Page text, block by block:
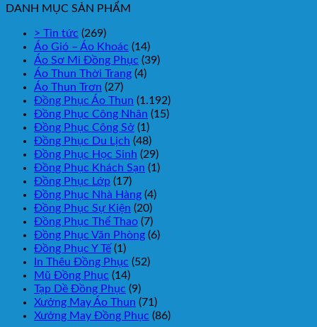
DANH MỤC SẢN PHẨM
> Tin tức (269)
Áo Gió – Áo Khoác (14)
Áo Sơ Mi Đồng Phục (39)
Áo Thun Thời Trang (4)
Áo Thun Trơn (27)
Đồng Phục Áo Thun (1.192)
Đồng Phục Công Nhân (15)
Đồng Phục Công Sở (1)
Đồng Phục Du Lịch (48)
Đồng Phục Học Sinh (29)
Đồng Phục Khách Sạn (1)
Đồng Phục Lớp (17)
Đồng Phục Nhà Hàng (4)
Đồng Phục Sự Kiện (20)
Đồng Phục Thể Thao (7)
Đồng Phục Văn Phòng (6)
Đồng Phục Y Tế (1)
In Thêu Đồng Phục (52)
Mũ Đồng Phục (14)
Tạp Dề Đồng Phục (9)
Xưởng May Áo Thun (71)
Xưởng May Đồng Phục (86)